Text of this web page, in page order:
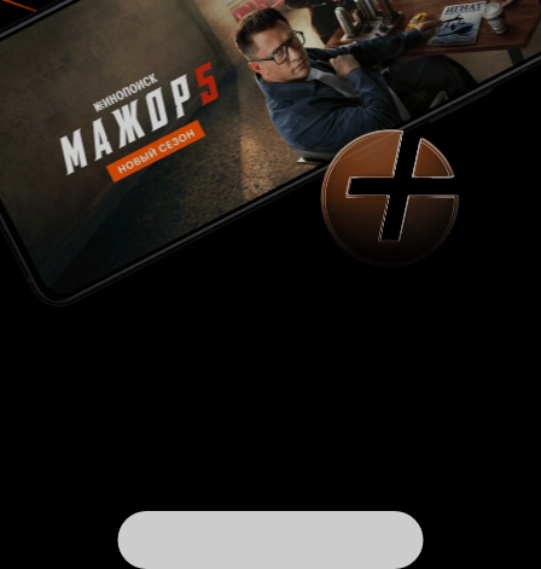
разрушение морали прежнего мира, мы
наблюдаем спокойную, размеренную,
позитивную, бесконечно заигрывающую и
одновременно держащую определённые
рамки приличия «мыльную» мелодраму. О чём?
О трёх семьях, что умудряются развлекаться
чуть ли не каждый день, упиваясь богатствами
зажиточного среднего класса (это когда ты
ещё не Рокфеллер, но в деньгах не
нуждаешься, даже потеряв работу). Первые
пару-тройку серий, пока рождается
привыкание к персонажам, взятый за основу
образ бытия и быта даже мельком раздражает:
заданная условность апеллирует к вылизанным
«мылодрам», где сценаристы вовремя
способны в кутерьме запутывающихся
переплетений настроиться на нужный вектор